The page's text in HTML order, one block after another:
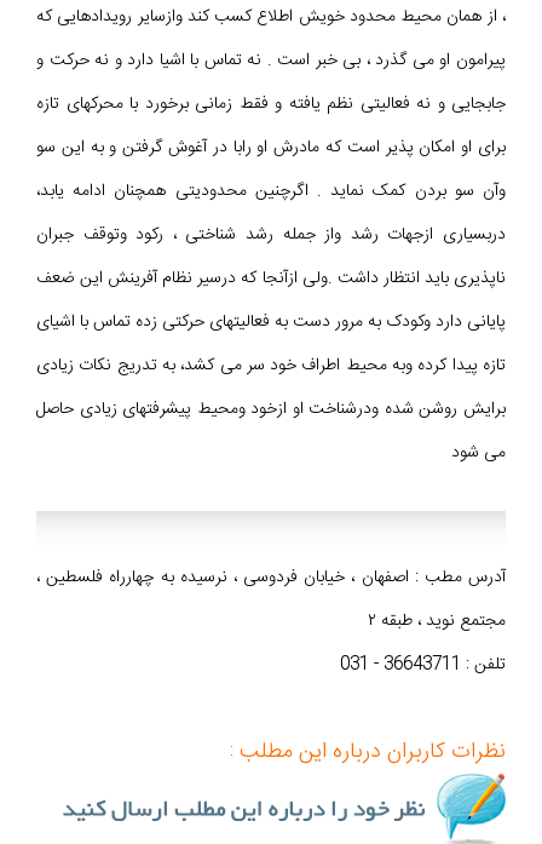
، از همان محیط محدود خویش اطلاع کسب کند وازسایر رویدادهایی که
پیرامون او می گذرد ، بی خبر است . نه تماس با اشیا دارد و نه حرکت و
جابجایی و نه فعالیتی نظم یافته و فقط زمانی برخورد با محرکهای تازه
برای او امکان پذیر است که مادرش او رابا در آغوش گرفتن و به این سو
وآن سو بردن کمک نماید . اگرچنین محدودیتی همچنان ادامه یابد،
دربسیاری ازجهات رشد واز جمله رشد شناختی ، رکود وتوقف جبران
ناپذیری باید انتظار داشت .ولی ازآنجا که درسیر نظام آفرینش این ضعف
پایانی دارد وکودک به مرور دست به فعالیتهای حرکتی زده تماس با اشیای
تازه پیدا کرده وبه محیط اطراف خود سر می کشد، به تدریج نکات زیادی
برایش روشن شده ودرشناخت او ازخود ومحیط پیشرفتهای زیادی حاصل
می شود
آدرس مطب : اصفهان ، خیابان فردوسی ، نرسیده به چهارراه فلسطین ،
مجتمع نوید ، طبقه ۲
تلفن : 36643711 - 031
نظرات کاربران درباره این مطلب :